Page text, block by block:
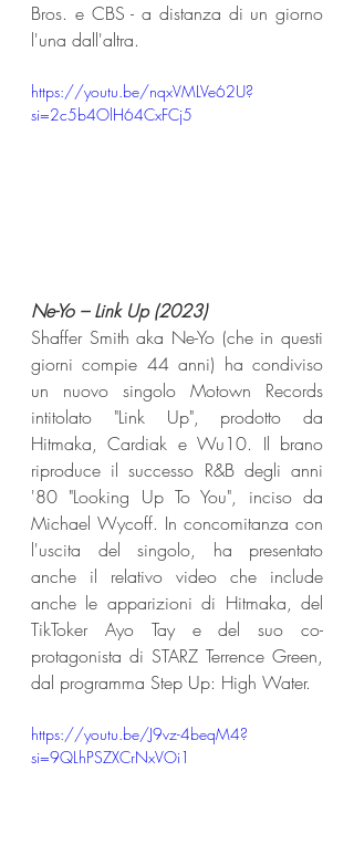
Bros. e CBS - a distanza di un giorno
l'una dall'altra.
https://youtu.be/nqxVMLVe62U?
si=2c5b4OlH64CxFCj5
Ne-Yo – Link Up (2023)
Shaffer Smith aka Ne-Yo (che in questi
giorni compie 44 anni) ha condiviso
un nuovo singolo Motown Records
intitolato "Link Up", prodotto da
Hitmaka, Cardiak e Wu10. Il brano
riproduce il successo R&B degli anni
'80 "Looking Up To You", inciso da
Michael Wycoff. In concomitanza con
l'uscita del singolo, ha presentato
anche il relativo video che include
anche le apparizioni di Hitmaka, del
TikToker Ayo Tay e del suo co-
protagonista di STARZ Terrence Green,
dal programma Step Up: High Water.
https://youtu.be/J9vz-4beqM4?
si=9QLhPSZXCrNxVOi1